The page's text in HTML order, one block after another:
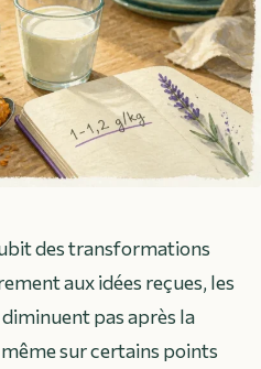
des transformations
aux idées reçues, les
pas après la
sur certains points